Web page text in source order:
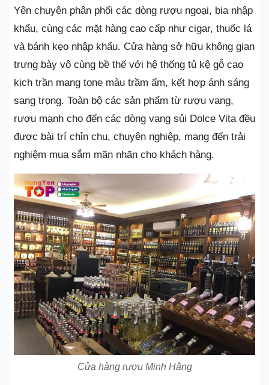
Yên chuyên phân phối các dòng rượu ngoại, bia nhập
khẩu, cùng các mặt hàng cao cấp như cigar, thuốc lá
và bánh kẹo nhập khẩu. Cửa hàng sở hữu không gian
trưng bày vô cùng bề thế với hệ thống tủ kệ gỗ cao
kịch trần mang tone màu trầm ấm, kết hợp ánh sáng
sang trọng. Toàn bộ các sản phẩm từ rượu vang,
rượu mạnh cho đến các dòng vang sủi Dolce Vita đều
được bài trí chỉn chu, chuyên nghiệp, mang đến trải
nghiệm mua sắm mãn nhãn cho khách hàng.
Cửa hàng rượu Minh Hằng